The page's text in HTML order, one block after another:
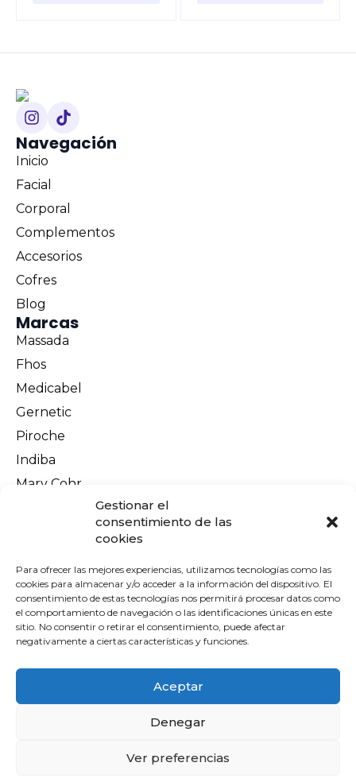
Gestionar el
consentimiento de las
cookies
Para ofrecer las mejores experiencias, utilizamos tecnologías como las
cookies para almacenar y/o acceder a la información del dispositivo. El
consentimiento de estas tecnologías nos permitirá procesar datos como
el comportamiento de navegación o las identificaciones únicas en este
sitio. No consentir o retirar el consentimiento, puede afectar
negativamente a ciertas características y funciones.
Aceptar
Denegar
Ver preferencias
Navegación
Inicio
Facial
Corporal
Complementos
Accesorios
Cofres
Blog
Marcas
Massada
Fhos
Medicabel
Gernetic
Piroche
Indiba
Mary Cohr
Información legal
Política de privacidad
Política de cookies
Terminos y condiciones
Envíos y devoluciones
Pago seguro
Financiado por la Unión Europea -